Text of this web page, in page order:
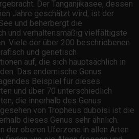
Der Tanganjikasee, dessen
Jahre geschätzt wird, ist der
und beherbergt die
und verhaltensmäßig vielfältigste
Viele der über 200 beschriebenen
und genetisch
auf, die sich hauptsächlich in
Das endemische Genus
Beispiel für dieses
und über 70 unterschiedlich
die innerhalb des Genus
von Tropheus duboisi ist die
dieses Genus sehr ähnlich.
der oberen Uferzone in allen Arten